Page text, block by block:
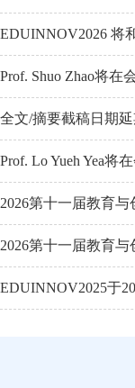
EDUINNOV2026 将
Prof. Shuo Zhao将在
全文/摘要截稿日期延
Prof. Lo Yueh Yea将
2026第十一届教育
2026第十一届教育
EDUINNOV2025于